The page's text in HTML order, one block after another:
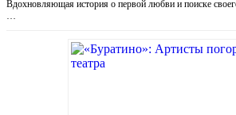
Вдохновляющая история о первой любви и поиске